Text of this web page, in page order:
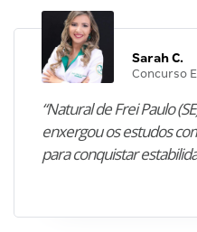
Sarah C.
Concurso
“Natural de Frei Paulo
enxergou os estudos
para conquistar